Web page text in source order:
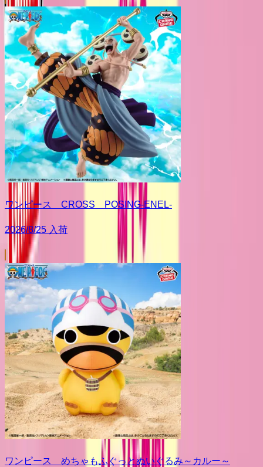
ワンピース CROSS POSING-ENEL-
2026/8/25 入荷
ワンピース めちゃもふぐっとぬいぐるみ～カルー～